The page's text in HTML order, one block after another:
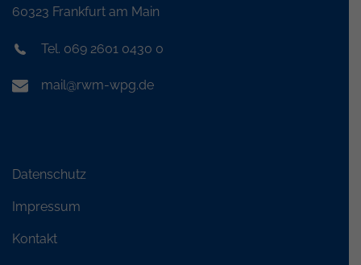
60323 Frankfurt am Main
Tel. 069 2601 0430 0
mail@rwm-wpg.de
Datenschutz
Impressum
Kontakt